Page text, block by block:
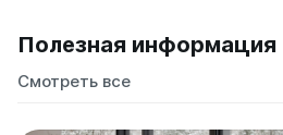
Полезная информация
Смотреть все